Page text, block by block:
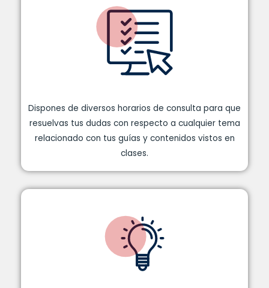
Dispones de diversos horarios de consulta para que
resuelvas tus dudas con respecto a cualquier tema
relacionado con tus guías y contenidos vistos en
clases.